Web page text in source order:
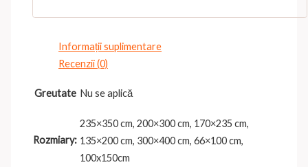
Informații suplimentare
Recenzii (0)
Greutate Nu se aplică
Rozmiary:
235×350 cm, 200×300 cm, 170×235 cm,
135×200 cm, 300×400 cm, 66×100 cm,
100x150cm